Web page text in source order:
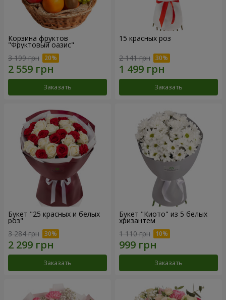
Корзина фруктов
"Фруктовый оазис"
3 199 грн
Заказать
15 красных роз
2 141 грн
Заказать
Букет "25 красных и белых
роз"
3 284 грн
Заказать
Букет "Киото" из 5 белых
хризантем
1 110 грн
Заказать